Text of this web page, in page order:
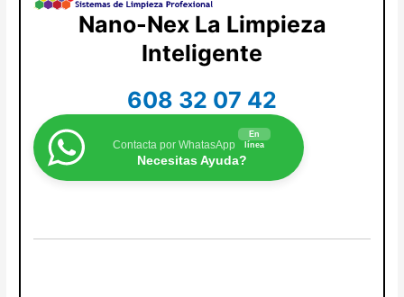
Nano-Nex La Limpieza
Inteligente
608 32 07 42
Contacta por WhatasApp
En
línea
Necesitas Ayuda?